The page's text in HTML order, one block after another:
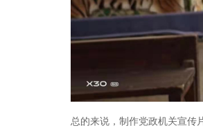
总的来说，制作党政机关宣传